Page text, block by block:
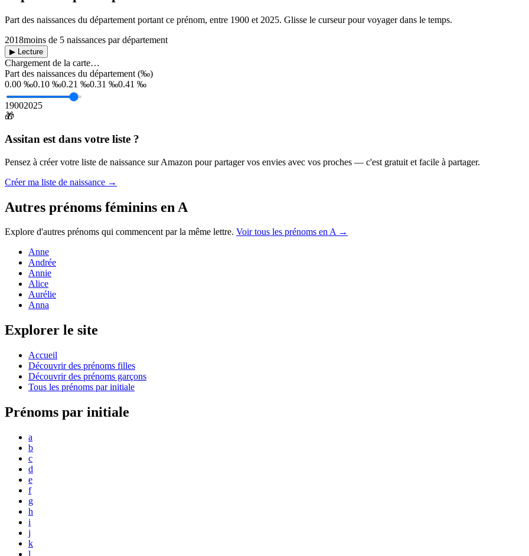
Part des naissances du département portant ce prénom, entre 1900 et 2025. Glisse le curseur pour voyager dans le temps.
2018moins de 5 naissances par département
▶ Lecture
Chargement de la carte…
Part des naissances du département (‰)
0.00 ‰0.10 ‰0.21 ‰0.31 ‰0.41 ‰
19002025
🎁
Assitan est dans votre liste ?
Pensez à créer votre liste de naissance sur Amazon pour partager vos envies avec vos proches — c'est gratuit et facile à partager.
Créer ma liste de naissance →
Autres prénoms féminins en A
Explore d'autres prénoms qui commencent par la même lettre. Voir tous les prénoms enA→
Anne
Andrée
Annie
Alice
Aurélie
Anna
Explorer le site
Accueil
Découvrir des prénoms filles
Découvrir des prénoms garçons
Tous les prénoms par initiale
Prénoms par initiale
a
b
c
d
e
f
g
h
i
j
k
l